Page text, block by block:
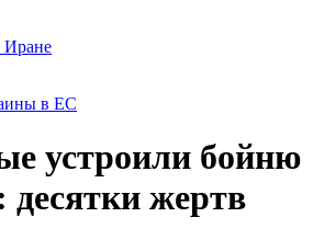
Иране
в ЕС
устроили бойню
жертв